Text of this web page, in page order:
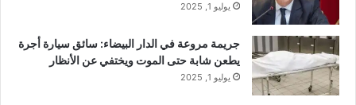
يوليو 1, 2025
جريمة مروعة في الدار البيضاء: سائق سيارة أجرة
يطعن شابة حتى الموت ويختفي عن الأنظار
يوليو 1, 2025